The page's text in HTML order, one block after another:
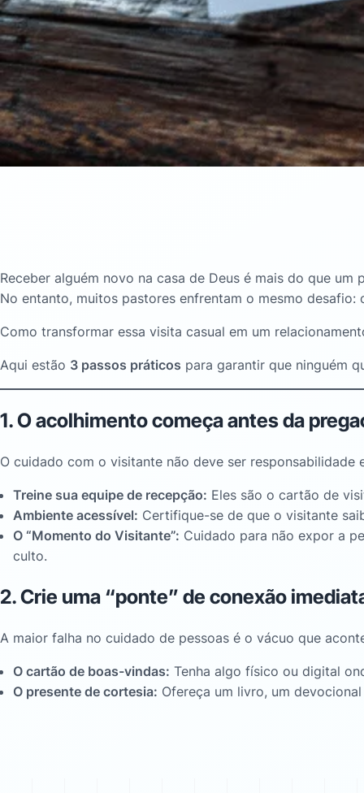
Receber alguém novo na casa de Deus é mais do que
No entanto, muitos pastores enfrentam o mesmo
Como transformar essa visita casual em um
Aqui estão 3 passos práticos para garantir que ninguém
1. O acolhimento começa antes da
O cuidado com o visitante não deve ser
Treine sua equipe de recepção: Eles são o cartão de
Ambiente acessível: Certifique-se de que o visitante
O “Momento do Visitante”: Cuidado para não expor a
culto.
2. Crie uma “ponte” de conexão
A maior falha no cuidado de pessoas é o vácuo que
O cartão de boas-vindas: Tenha algo físico ou digital
O presente de cortesia: Ofereça um livro, um